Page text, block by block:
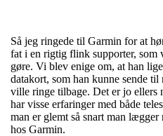
Så jeg ringede til Garmin for at
fat i en rigtig flink supporter, som
gøre. Vi blev enige om, at han
datakort, som han kunne sende
ville ringe tilbage. Det er jo ellers
har visse erfaringer med både
man er glemt så snart man
hos Garmin.